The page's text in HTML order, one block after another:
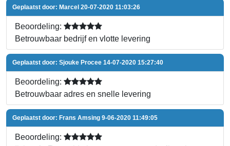
Geplaatst door: Marcel 20-07-2020 11:03:26
Beoordeling:
Betrouwbaar bedrijf en vlotte levering
Geplaatst door: Sjouke Procee 14-07-2020 15:27:40
Beoordeling:
Betrouwbaar adres en snelle levering
Geplaatst door: Frans Amsing 9-06-2020 11:49:05
Beoordeling: